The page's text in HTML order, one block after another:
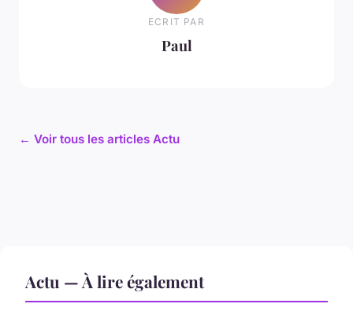
ECRIT PAR
Paul
← Voir tous les articles Actu
Actu — À lire également